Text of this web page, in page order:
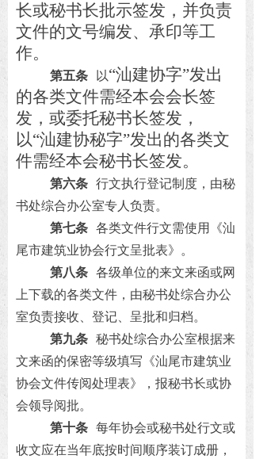
长或秘书长批示签发，并负责
文件的文号编发、承印等工
作。
第五条 以“汕建协字”发出
的各类文件需经本会会长签
发，或委托秘书长签发，
以“汕建协秘字”发出的各类文
件需经本会秘书长签发。
第六条 行文执行登记制度，由秘
书处综合办公室专人负责。
第七条 各类文件行文需使用《汕
尾市建筑业协会行文呈批表》。
第八条 各级单位的来文来函或网
上下载的各类文件，由秘书处综合办公
室负责接收、登记、呈批和归档。
第九条 秘书处综合办公室根据来
文来函的保密等级填写《汕尾市建筑业
协会文件传阅处理表》，报秘书长或协
会领导阅批。
第十条 每年协会或秘书处行文或
收文应在当年底按时间顺序装订成册，